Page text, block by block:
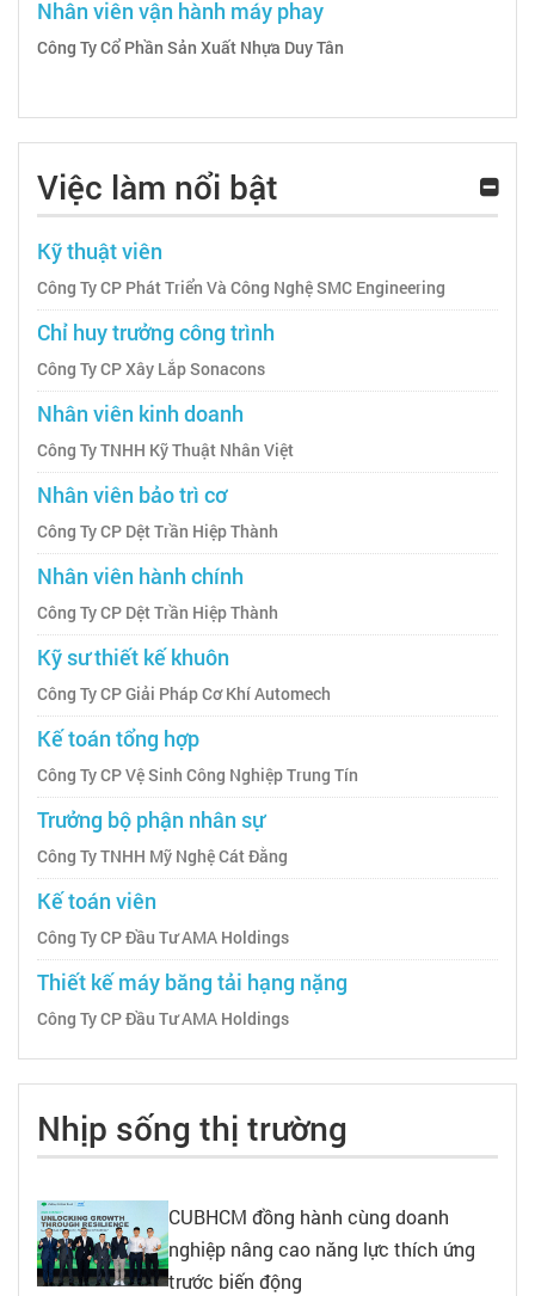
Nhân viên vận hành máy phay
Công Ty Cổ Phần Sản Xuất Nhựa Duy Tân
Việc làm nổi bật
Kỹ thuật viên
Công Ty CP Phát Triển Và Công Nghệ SMC Engineering
Chỉ huy trưởng công trình
Công Ty CP Xây Lắp Sonacons
Nhân viên kinh doanh
Công Ty TNHH Kỹ Thuật Nhân Việt
Nhân viên bảo trì cơ
Công Ty CP Dệt Trần Hiệp Thành
Nhân viên hành chính
Công Ty CP Dệt Trần Hiệp Thành
Kỹ sư thiết kế khuôn
Công Ty CP Giải Pháp Cơ Khí Automech
Kế toán tổng hợp
Công Ty CP Vệ Sinh Công Nghiệp Trung Tín
Trưởng bộ phận nhân sự
Công Ty TNHH Mỹ Nghệ Cát Đằng
Kế toán viên
Công Ty CP Đầu Tư AMA Holdings
Thiết kế máy băng tải hạng nặng
Công Ty CP Đầu Tư AMA Holdings
Nhịp sống thị trường
CUBHCM đồng hành cùng doanh
nghiệp nâng cao năng lực thích ứng
trước biến động